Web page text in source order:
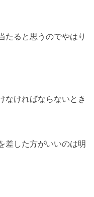
たると思うのでやはり
なければならないとき
差した方がいいのは明